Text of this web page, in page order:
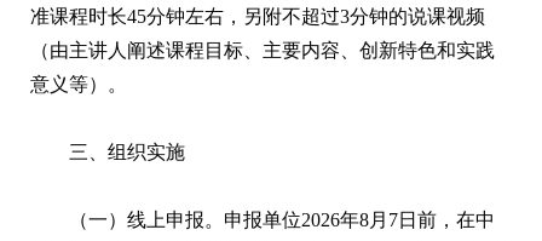
准课程时长45分钟左右，另附不超过3分钟的说课视频
（由主讲人阐述课程目标、主要内容、创新特色和实践
意义等）。
三、组织实施
（一）线上申报。申报单位2026年8月7日前，在中